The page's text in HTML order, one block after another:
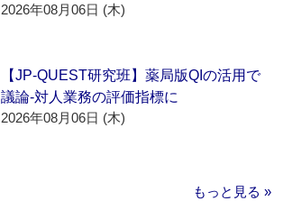
2026年08月06日 (木)
【JP-QUEST研究班】薬局版QIの活用で
議論‐対人業務の評価指標に
2026年08月06日 (木)
もっと見る »